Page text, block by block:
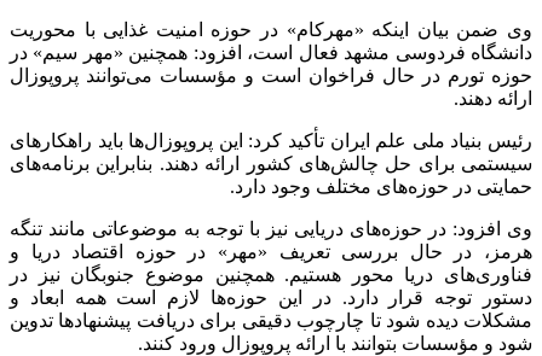
وی ضمن بیان اینکه «مهرکام» در حوزه امنیت غذایی با محوریت
دانشگاه فردوسی مشهد فعال است، افزود: همچنین «مهر سیم» در
حوزه تورم در حال فراخوان است و مؤسسات می‌توانند پروپوزال
ارائه دهند.
رئیس بنیاد ملی علم ایران تأکید کرد: این پروپوزال‌ها باید راهکارهای
سیستمی برای حل چالش‌های کشور ارائه دهند. بنابراین برنامه‌های
حمایتی در حوزه‌های مختلف وجود دارد.
وی افزود: در حوزه‌های دریایی نیز با توجه به موضوعاتی مانند تنگه
هرمز، در حال بررسی تعریف «مهر» در حوزه اقتصاد دریا و
فناوری‌های دریا محور هستیم. همچنین موضوع جنوبگان نیز در
دستور توجه قرار دارد. در این حوزه‌ها لازم است همه ابعاد و
مشکلات دیده شود تا چارچوب دقیقی برای دریافت پیشنهادها تدوین
شود و مؤسسات بتوانند با ارائه پروپوزال ورود کنند.